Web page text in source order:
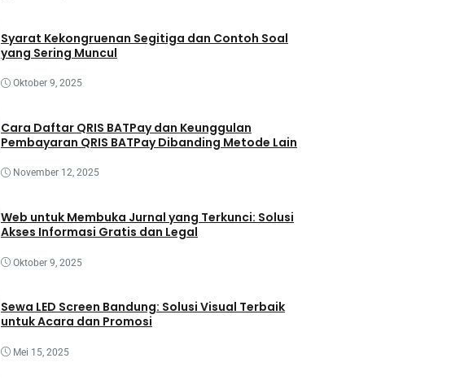
Syarat Kekongruenan Segitiga dan Contoh Soal
yang Sering Muncul
Oktober 9, 2025
Cara Daftar QRIS BATPay dan Keunggulan
Pembayaran QRIS BATPay Dibanding Metode Lain
November 12, 2025
Web untuk Membuka Jurnal yang Terkunci: Solusi
Akses Informasi Gratis dan Legal
Oktober 9, 2025
Sewa LED Screen Bandung: Solusi Visual Terbaik
untuk Acara dan Promosi
Mei 15, 2025